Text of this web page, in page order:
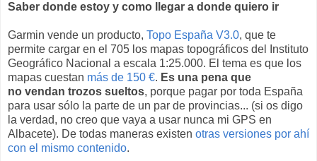
Saber donde estoy y como llegar a donde quiero ir
Garmin vende un producto, Topo España V3.0, que te
permite cargar en el 705 los mapas topográficos del Instituto
Geográfico Nacional a escala 1:25.000. El tema es que los
mapas cuestan más de 150 €. Es una pena que
no vendan trozos sueltos, porque pagar por toda España
para usar sólo la parte de un par de provincias... (si os digo
la verdad, no creo que vaya a usar nunca mi GPS en
Albacete). De todas maneras existen otras versiones por ahí
con el mismo contenido.